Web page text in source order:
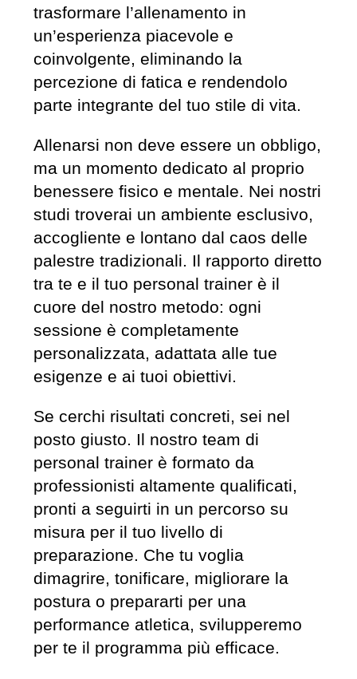
trasformare l’allenamento in
un’esperienza piacevole e
coinvolgente, eliminando la
percezione di fatica e rendendolo
parte integrante del tuo stile di vita.
Allenarsi non deve essere un obbligo,
ma un momento dedicato al proprio
benessere fisico e mentale. Nei nostri
studi troverai un ambiente esclusivo,
accogliente e lontano dal caos delle
palestre tradizionali. Il rapporto diretto
tra te e il tuo personal trainer è il
cuore del nostro metodo: ogni
sessione è completamente
personalizzata, adattata alle tue
esigenze e ai tuoi obiettivi.
Se cerchi risultati concreti, sei nel
posto giusto. Il nostro team di
personal trainer è formato da
professionisti altamente qualificati,
pronti a seguirti in un percorso su
misura per il tuo livello di
preparazione. Che tu voglia
dimagrire, tonificare, migliorare la
postura o prepararti per una
performance atletica, svilupperemo
per te il programma più efficace.